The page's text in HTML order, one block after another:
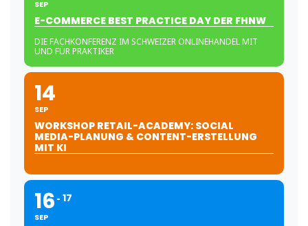
SEP
E-COMMERCE BEST PRACTICE DAY DER FHNW
DIE FACHKONFERENZ IM SCHWEIZER ONLINEHANDEL MIT
UND FÜR PRAKTIKER
14
SEP
WORKSHOP RETAIL-ACADEMY: SOCIAL
MEDIA-PLANUNG & CONTENT-ERSTELLUNG
MIT KI
16
SEP
17